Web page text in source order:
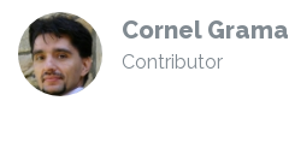
Cornel Grama
Contributor